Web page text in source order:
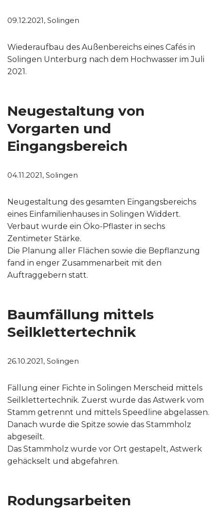
09.12.2021, Solingen
Wiederaufbau des Außenbereichs eines Cafés in
Solingen Unterburg nach dem Hochwasser im Juli
2021.
Neugestaltung von
Vorgarten und
Eingangsbereich
04.11.2021, Solingen
Neugestaltung des gesamten Eingangsbereichs
eines Einfamilienhauses in Solingen Widdert.
Verbaut wurde ein Öko-Pflaster in sechs
Zentimeter Stärke.
Die Planung aller Flächen sowie die Bepflanzung
fand in enger Zusammenarbeit mit den
Auftraggebern statt.
Baumfällung mittels
Seilklettertechnik
26.10.2021, Solingen
Fällung einer Fichte in Solingen Merscheid mittels
Seilklettertechnik. Zuerst wurde das Astwerk vom
Stamm getrennt und mittels Speedline abgelassen.
Danach wurde die Spitze sowie das Stammholz
abgeseilt.
Das Stammholz wurde vor Ort gestapelt, Astwerk
gehäckselt und abgefahren.
Rodungsarbeiten